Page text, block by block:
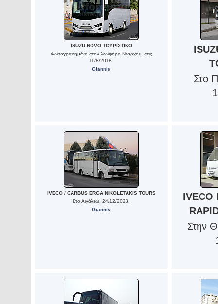
ISUZU NOVO ΤΟΥΡΙΣΤΙΚΟ
Φωτογραφημένο στην λεωφόρο Νέαρχου, στις
11/8/2018.
Giannis
Στο
IVECO / CARBUS ERGA NIKOLETAKIS TOURS
Στο Αιγάλεω. 24/12/2023.
Giannis
IVECO
Στην